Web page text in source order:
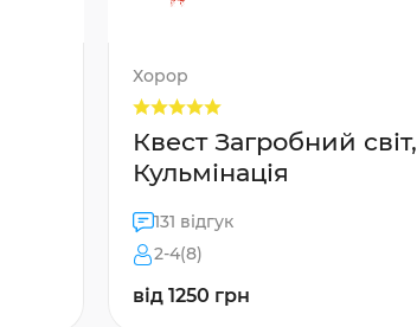
Хорор
Квест Загробний світ,
Кульмінація
131 відгук
2-4(8)
від 1250 грн